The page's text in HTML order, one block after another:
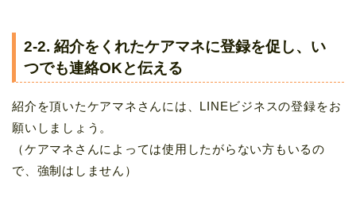
2-2. 紹介をくれたケアマネに登録を促し、い
つでも連絡OKと伝える
紹介を頂いたケアマネさんには、LINEビジネスの登録をお
願いしましょう。
（ケアマネさんによっては使用したがらない方もいるの
で、強制はしません）